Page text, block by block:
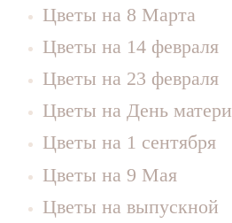
Цветы на 8 Марта
Цветы на 14 февраля
Цветы на 23 февраля
Цветы на День матери
Цветы на 1 сентября
Цветы на 9 Мая
Цветы на выпускной